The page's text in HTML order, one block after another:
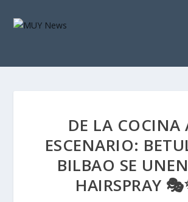
DE LA COCINA
ESCENARIO:
BILBAO SE
HAIRSPRAY